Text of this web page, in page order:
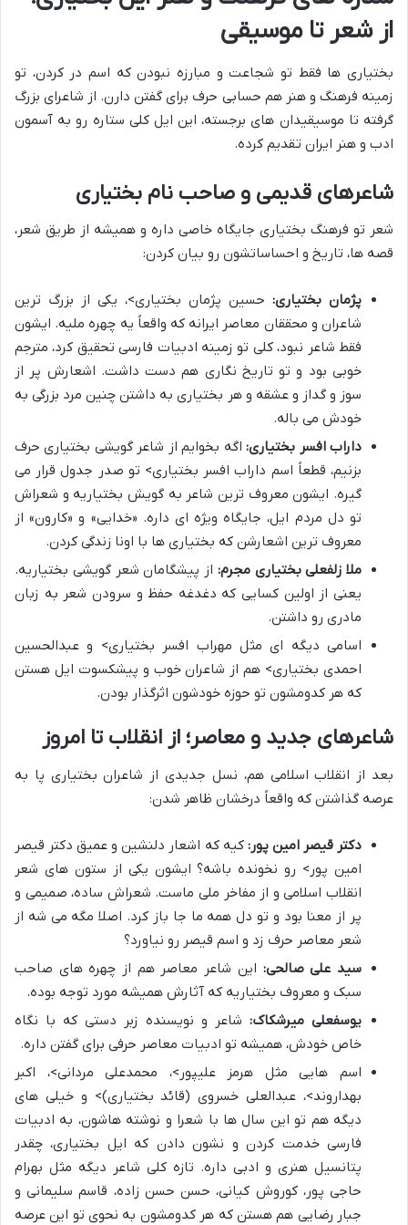
از شعر تا موسیقی
بختیاری ها فقط تو شجاعت و مبارزه نبودن که اسم در کردن، تو
زمینه فرهنگ و هنر هم حسابی حرف برای گفتن دارن. از شاعرای بزرگ
گرفته تا موسیقیدان های برجسته، این ایل کلی ستاره رو به آسمون
ادب و هنر ایران تقدیم کرده.
شاعرهای قدیمی و صاحب نام بختیاری
شعر تو فرهنگ بختیاری جایگاه خاصی داره و همیشه از طریق شعر،
قصه ها، تاریخ و احساساتشون رو بیان کردن:
پژمان بختیاری: حسین پژمان بختیاری>، یکی از بزرگ ترین
شاعران و محققان معاصر ایرانه که واقعاً یه چهره ملیه. ایشون
فقط شاعر نبود، کلی تو زمینه ادبیات فارسی تحقیق کرد، مترجم
خوبی بود و تو تاریخ نگاری هم دست داشت. اشعارش پر از
سوز و گداز و عشقه و هر بختیاری به داشتن چنین مرد بزرگی به
خودش می باله.
داراب افسر بختیاری:اگه بخوایم از شاعر گویشی بختیاری حرف
بزنیم، قطعاً اسم داراب افسر بختیاری> تو صدر جدول قرار می
گیره. ایشون معروف ترین شاعر به گویش بختیاریه و شعراش
تو دل مردم ایل، جایگاه ویژه ای داره. «خدایی» و «کارون» از
معروف ترین اشعارشن که بختیاری ها با اونا زندگی کردن.
ملا زلفعلی بختیاری مجرم: از پیشگامان شعر گویشی بختیاریه.
یعنی از اولین کسایی که دغدغه حفظ و سرودن شعر به زبان
مادری رو داشتن.
اسامی دیگه ای مثل مهراب افسر بختیاری> و عبدالحسین
احمدی بختیاری> هم از شاعران خوب و پیشکسوت ایل هستن
که هر کدومشون تو حوزه خودشون اثرگذار بودن.
شاعرهای جدید و معاصر؛ از انقلاب تا امروز
بعد از انقلاب اسلامی هم، نسل جدیدی از شاعران بختیاری پا به
عرصه گذاشتن که واقعاً درخشان ظاهر شدن:
دکتر قیصر امین پور: کیه که اشعار دلنشین و عمیق دکتر قیصر
امین پور> رو نخونده باشه؟ ایشون یکی از ستون های شعر
انقلاب اسلامی و از مفاخر ملی ماست. شعراش ساده، صمیمی و
پر از معنا بود و تو دل همه ما جا باز کرد. اصلا مگه می شه از
شعر معاصر حرف زد و اسم قیصر رو نیاورد؟
سید علی صالحی: این شاعر معاصر هم از چهره های صاحب
سبک و معروف بختیاریه که آثارش همیشه مورد توجه بوده.
یوسفعلی میرشکاک: شاعر و نویسنده زبر دستی که با نگاه
خاص خودش، همیشه تو ادبیات معاصر حرفی برای گفتن داره.
اسم هایی مثل هرمز علیپور>، محمدعلی مردانی>، اکبر
بهداروند>، عبدالعلی خسروی (قائد بختیاری)> و خیلی های
دیگه هم تو این سال ها با شعرا و نوشته هاشون، به ادبیات
فارسی خدمت کردن و نشون دادن که ایل بختیاری، چقدر
پتانسیل هنری و ادبی داره. تازه کلی شاعر دیگه مثل بهرام
حاجی پور، کوروش کیانی، حسن حسن زاده، قاسم سلیمانی و
جبار رضایی هم هستن که هر کدومشون به نحوی تو این عرصه